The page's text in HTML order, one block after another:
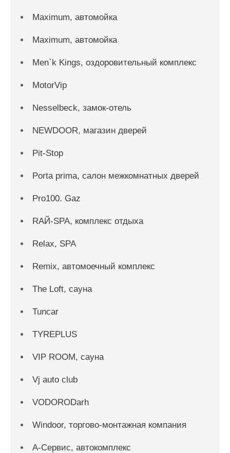
Maximum, автомойка
Maximum, автомойка
Men`k Kings, оздоровительный комплекс
MotorVip
Nesselbeck, замок-отель
NEWDOOR, магазин дверей
Pit-Stop
Porta prima, салон межкомнатных дверей
Pro100. Gaz
RAЙ-SPA, комплекс отдыха
Relax, SPA
Remix, автомоечный комплекс
The Loft, сауна
Tuncar
TYREPLUS
VIP ROOM, сауна
Vj auto club
VODORODarh
Windoor, торгово-монтажная компания
А-Сервис, автокомплекс